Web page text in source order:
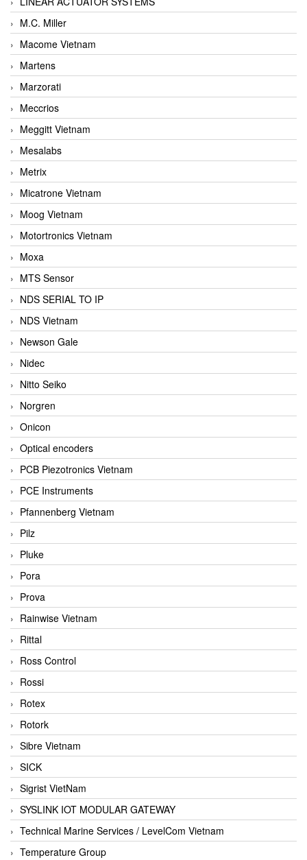
M.C. Miller
Macome Vietnam
Martens
Marzorati
Meccrios
Meggitt Vietnam
Mesalabs
Metrix
Micatrone Vietnam
Moog Vietnam
Motortronics Vietnam
Moxa
MTS Sensor
NDS SERIAL TO IP
NDS Vietnam
Newson Gale
Nidec
Nitto Seiko
Norgren
Onicon
Optical encoders
PCB Piezotronics Vietnam
PCE Instruments
Pfannenberg Vietnam
Pilz
Pluke
Pora
Prova
Rainwise Vietnam
Rittal
Ross Control
Rossi
Rotex
Rotork
Sibre Vietnam
SICK
Sigrist VietNam
SYSLINK IOT MODULAR GATEWAY
Technical Marine Services / LevelCom Vietnam
Temperature Group